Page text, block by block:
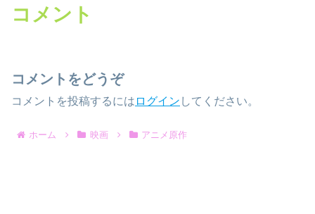
コメント
コメントをどうぞ
コメントを投稿するには ログイン してください。
ホーム 映画 アニメ原作